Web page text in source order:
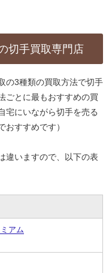
切手買取専門店
の3種類の買取方法で切手
ごとに最もおすすめの買
宅にいながら切手を売る
おすすめです）
違いますので、以下の表
アム